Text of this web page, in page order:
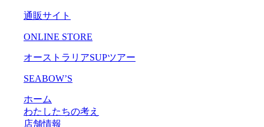
通販サイト
ONLINE STORE
オーストラリアSUPツアー
SEABOW’S
ホーム
わたしたちの考え
店舗情報